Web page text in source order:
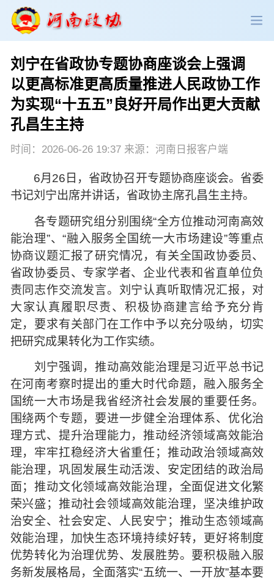
政协领导 政协新闻 政协机构
政协党建 政协工作 会议活动
党派团体 市县政协 专题荟萃
刘宁在省政协专题协商座谈会上强调
以更高标准更高质量推进人民政协工作
为实现“十五五”良好开局作出更大贡献
孔昌生主持
时间：2026-06-26 19:37 来源：河南日报客户端
6月26日，省政协召开专题协商座谈会。省委
书记刘宁出席并讲话，省政协主席孔昌生主持。
各专题研究组分别围绕“全方位推动河南高效
能治理”、“融入服务全国统一大市场建设”等重点
协商议题汇报了研究情况，有关全国政协委员、
省政协委员、专家学者、企业代表和省直单位负
责同志作交流发言。刘宁认真听取情况汇报，对
大家认真履职尽责、积极协商建言给予充分肯
定，要求有关部门在工作中予以充分吸纳，切实
把研究成果转化为工作实绩。
刘宁强调，推动高效能治理是习近平总书记
在河南考察时提出的重大时代命题，融入服务全
国统一大市场是我省经济社会发展的重要任务。
围绕两个专题，要进一步健全治理体系、优化治
理方式、提升治理能力，推动经济领域高效能治
理，牢牢扛稳经济大省重任；推动政治领域高效
能治理，巩固发展生动活泼、安定团结的政治局
面；推动文化领域高效能治理，全面促进文化繁
荣兴盛；推动社会领域高效能治理，坚决维护政
治安全、社会安定、人民安宁；推动生态领域高
效能治理，加快生态环境持续好转，更好将制度
优势转化为治理优势、发展胜势。要积极融入服
务新发展格局，全面落实“五统一、一开放”基本要